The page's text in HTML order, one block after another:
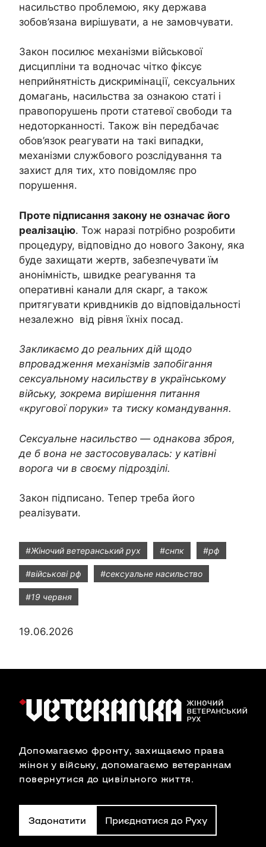
насильство проблемою, яку держава
зобов’язана вирішувати, а не замовчувати.
Закон посилює механізми військової
дисципліни та водночас чітко фіксує
неприйнятність дискримінації, сексуальних
домагань, насильства за ознакою статі і
правопорушень проти статевої свободи та
недоторканності. Також він передбачає
обов’язок реагувати на такі випадки,
механізми службового розслідування та
захист для тих, хто повідомляє про
порушення.
Проте підписання закону не означає його
реалізацію. Тож наразі потрібно розробити
процедуру, відповідно до нового Закону, яка
буде захищати жертв, забезпечувати їм
анонімність, швидке реагування та
оперативні канали для скарг, а також
притягувати кривдників до відповідальності
незалежно від рівня їхніх посад.
Закликаємо до реальних дій щодо
впровадження механізмів запобігання
сексуальному насильству в українському
війську, зокрема вирішення питання
«кругової поруки» та тиску командування.
Сексуальне насильство — однакова зброя,
де б вона не застосовувалась: у катівні
ворога чи в своєму підрозділі.
Закон підписано. Тепер треба його
реалізувати.
#Жіночий ветеранський рух #снпк #рф
#військові рф #сексуальне насильство
#19 червня
19.06.2026
Допомагаємо фронту, захищаємо права
жінок у війську, допомагаємо ветеранкам
повернутися до цивільного життя.
Задонатити Приєднатися до Руху